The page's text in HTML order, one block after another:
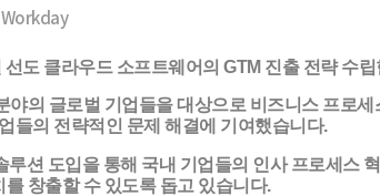
Workday
도 클라우드 소프트웨어의 GTM 진출 전략 수
야의 글로벌 기업들을 대상으로 비즈니스 프로세
들의 전략적인 문제 해결에 기여했습니다.
션 도입을 통해 국내 기업들의 인사 프로세스
창출할 수 있도록 돕고 있습니다.